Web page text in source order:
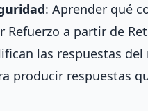
: Aprender qué
Refuerzo a partir de
las respuestas
producir respuestas